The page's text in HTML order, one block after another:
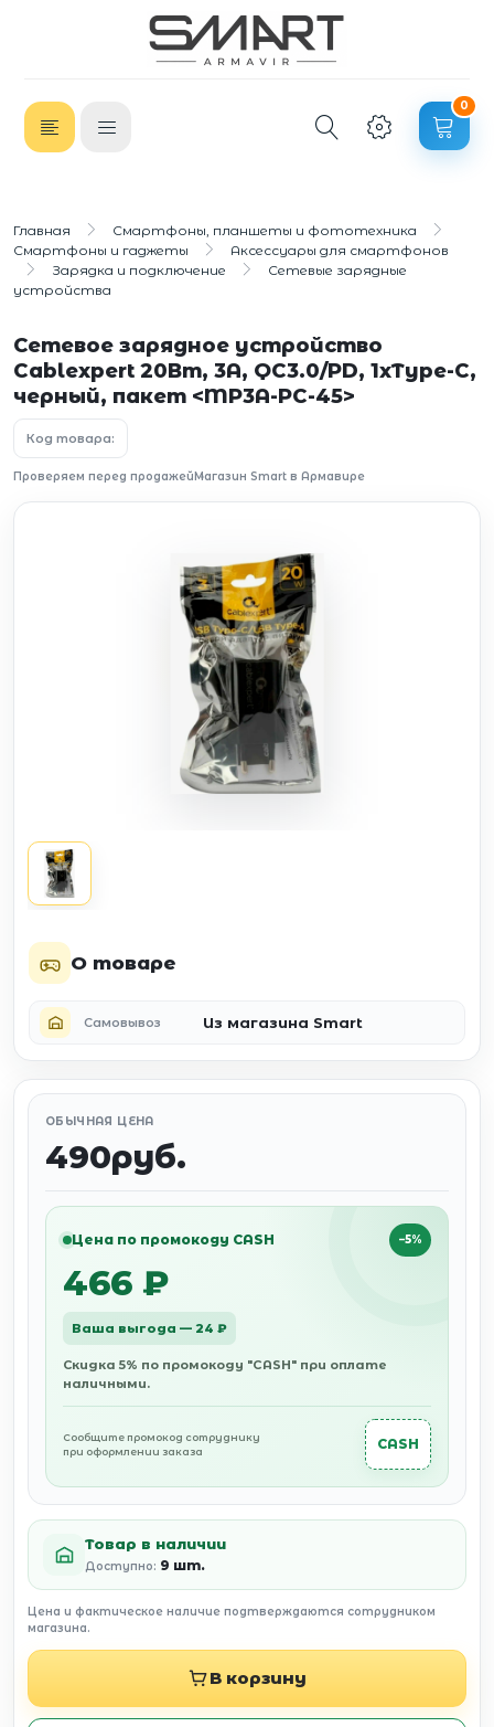
0
Главная
Смартфоны, планшеты и фототехника
Смартфоны и гаджеты
Аксессуары для смартфонов
Зарядка и подключение
Сетевые зарядные
устройства
Сетевое зарядное устройство
Cablexpert 20Вт, 3А, QC3.0/PD, 1xType-C,
черный, пакет <MP3A-PC-45>
Код товара:
Проверяем перед продажейМагазин Smart в Армавире
О товаре
Самовывоз Из магазина Smart
ОБЫЧНАЯ ЦЕНА
490руб.
Цена по промокоду CASH −5%
466 ₽
Ваша выгода — 24 ₽
Скидка 5% по промокоду "CASH" при оплате
наличными.
Сообщите промокод сотруднику
при оформлении заказа
CASH
Товар в наличии
Доступно: 9 шт.
Цена и фактическое наличие подтверждаются сотрудником
магазина.
В корзину